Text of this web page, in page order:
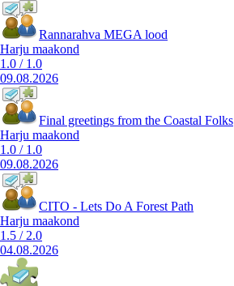
Rannarahva MEGA lood
Harju maakond
1.0 / 1.0
09.08.2026
Final greetings from the Coastal Folks
Harju maakond
1.0 / 1.0
09.08.2026
CITO - Lets Do A Forest Path
Harju maakond
1.5 / 2.0
04.08.2026